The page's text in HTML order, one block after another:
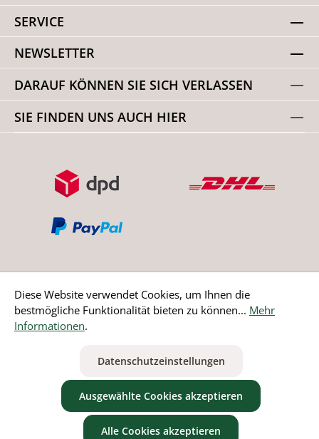
SERVICE
NEWSLETTER
DARAUF KÖNNEN SIE SICH VERLASSEN
SIE FINDEN UNS AUCH HIER
Bestellung widerrufen
ausgenommen Nicht EU-Länder
Diese Website verwendet Cookies, um Ihnen die
bestmögliche Funktionalität bieten zu können... Mehr
Informationen.
Datenschutzeinstellungen
Ausgewählte Cookies akzeptieren
Alle Cookies akzeptieren